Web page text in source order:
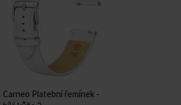
Carneo Platební řemínek -